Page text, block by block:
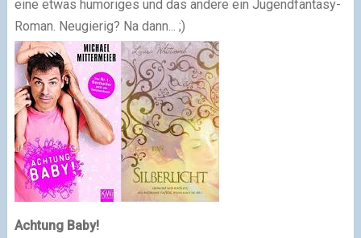
eine etwas humoriges und das andere ein Jugendfantasy-
Roman. Neugierig? Na dann... ;)
Achtung Baby!